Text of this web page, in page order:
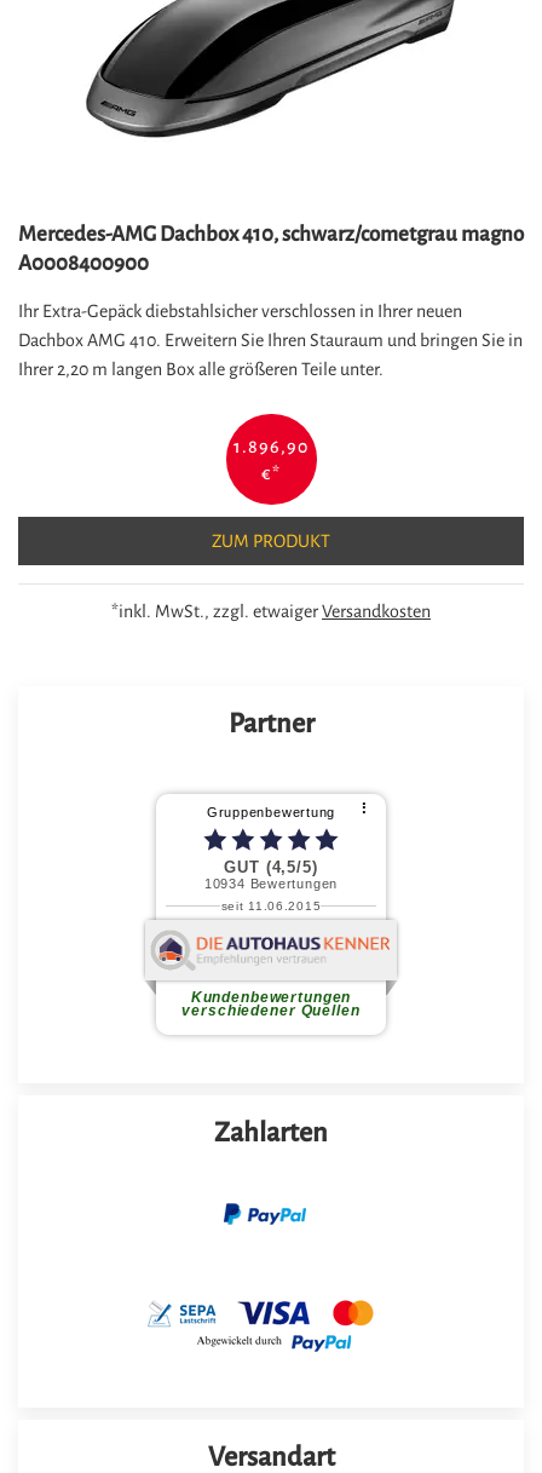
Mercedes-AMG Dachbox 410, schwarz/cometgrau magno
A0008400900
Ihr Extra-Gepäck diebstahlsicher verschlossen in Ihrer neuen
Dachbox AMG 410. Erweitern Sie Ihren Stauraum und bringen Sie in
Ihrer 2,20 m langen Box alle größeren Teile unter.
1.896,90
€*
ZUM PRODUKT
*inkl. MwSt., zzgl. etwaigerVersandkosten
Partner
Zahlarten
Versandart